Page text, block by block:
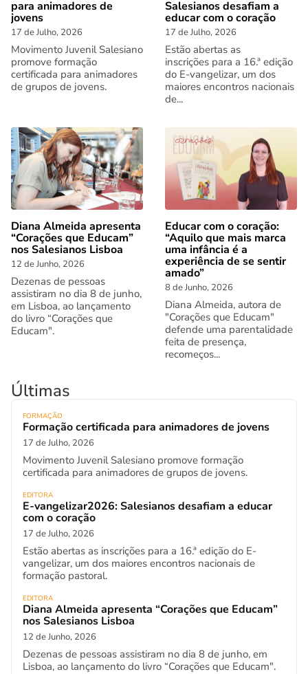
para animadores de
jovens
17 de Julho, 2026
Movimento Juvenil Salesiano
promove formação
certificada para animadores
de grupos de jovens.
Salesianos desafiam a
educar com o coração
17 de Julho, 2026
Estão abertas as
inscrições para a 16.ª edição
do E-vangelizar, um dos
maiores encontros nacionais
de...
Diana Almeida apresenta
“Corações que Educam”
nos Salesianos Lisboa
12 de Junho, 2026
Dezenas de pessoas
assistiram no dia 8 de junho,
em Lisboa, ao lançamento
do livro “Corações que
Educam".
Educar com o coração:
“Aquilo que mais marca
uma infância é a
experiência de se sentir
amado”
8 de Junho, 2026
Diana Almeida, autora de
"Corações que Educam"
defende uma parentalidade
feita de presença,
recomeços...
Últimas
FORMAÇÃO
Formação certificada para animadores de jovens
17 de Julho, 2026
Movimento Juvenil Salesiano promove formação
certificada para animadores de grupos de jovens.
EDITORA
E-vangelizar2026: Salesianos desafiam a educar
com o coração
17 de Julho, 2026
Estão abertas as inscrições para a 16.ª edição do E-
vangelizar, um dos maiores encontros nacionais de
formação pastoral.
EDITORA
Diana Almeida apresenta “Corações que Educam”
nos Salesianos Lisboa
12 de Junho, 2026
Dezenas de pessoas assistiram no dia 8 de junho, em
Lisboa, ao lançamento do livro “Corações que Educam".